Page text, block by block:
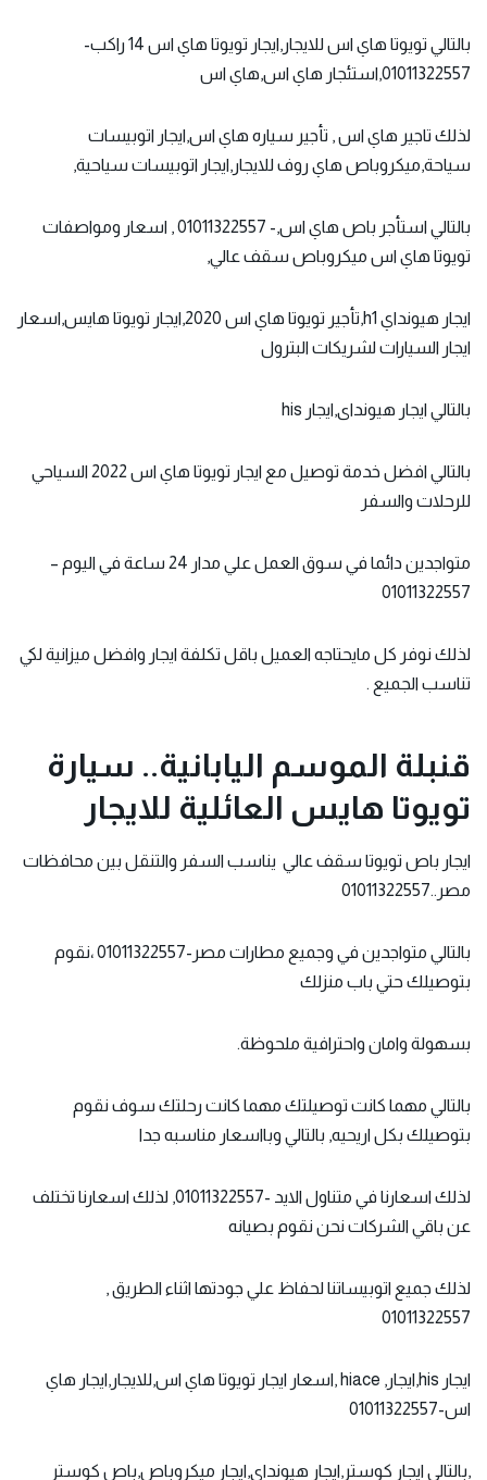
بالتالي تويوتا هاي اس للايجار,ايجار تويوتا هاي اس 14 راكب-
01011322557,استئجار هاي اس,هاي اس
لذلك تاجير هاي اس , تأجير سياره هاي اس,ايجار اتوبيسات
سياحة,ميكروباص هاي روف للايجار,ايجار اتوبيسات سياحية,
بالتالي استأجر باص هاي اس,- 01011322557 , اسعار ومواصفات
تويوتا هاي اس ميكروباص سقف عالي,
ايجار هيونداي h1,تأجير تويوتا هاي اس 2020,ايجار تويوتا هايس,اسعار
ايجار السيارات لشريكات البترول
بالتالي ايجار هيونداى,ايجار his
بالتالي افضل خدمة توصيل مع ايجار تويوتا هاي اس 2022 السياحي
للرحلات والسفر
متواجدين دائما في سوق العمل علي مدار 24 ساعة في اليوم –
01011322557
لذلك نوفر كل مايحتاجه العميل باقل تكلفة ايجار وافضل ميزانية لكي
تناسب الجميع .
قنبلة الموسم اليابانية.. سيارة
تويوتا هايس العائلية للايجار
ايجار باص تويوتا سقف عالي يناسب السفر والتنقل بين محافظات
مصر..01011322557
بالتالي متواجدين في وجميع مطارات مصر-01011322557 ،نقوم
بتوصيلك حتي باب منزلك
بسهولة وامان واحترافية ملحوظة.
بالتالي مهما كانت توصيلتك مهما كانت رحلتك سوف نقوم
بتوصيلك بكل اريحيه, بالتالي وبااسعار مناسبه جدا
لذلك اسعارنا في متناول الايد -01011322557, لذلك اسعارنا تختلف
عن باقي الشركات نحن نقوم بصيانه
لذلك جميع اتوبيساتنا لحفاظ علي جودتها اثناء الطريق ,
01011322557
ايجار his,ايجار, hiace ,اسعار ايجار تويوتا هاي اس,للايجار,ايجار هاي
اس-01011322557
,بالتالي ايجار كوستر,ايجار هيونداى,ايجار ميكروباص,باص كوستر